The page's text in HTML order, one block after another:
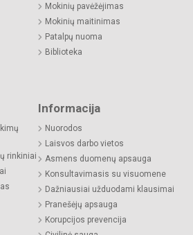
Mokinių pavėžėjimas
Mokinių maitinimas
Patalpų nuoma
Biblioteka
rinkiniai
Informacija
Nuorodos
Laisvos darbo vietos
Asmens duomenų apsauga
Konsultavimasis su visuomene
Dažniausiai užduodami klausimai
Pranešėjų apsauga
Korupcijos prevencija